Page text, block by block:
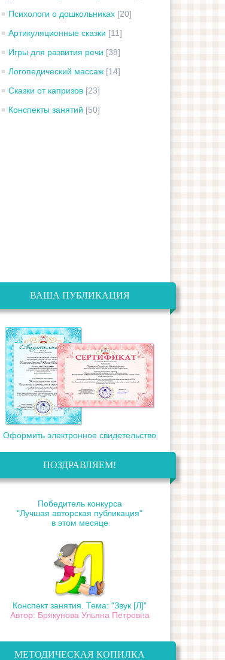
Психологи о дошкольниках [20]
Артикуляционные сказки [11]
Игры для развития речи [38]
Логопедический массаж [14]
Сказки от капризов [23]
Конспекты занятий [50]
ВАША ПУБЛИКАЦИЯ
Оформить электронное свидетельство
ПОЗДРАВЛЯЕМ!
Победитель конкурса
"Лучшая авторская публикация"
в этом месяце
Конспект занятия. Тема: "Звук [Л]"
Автор: Брякунова Ульяна Петровна
МЕТОДИЧЕСКАЯ КОПИЛКА